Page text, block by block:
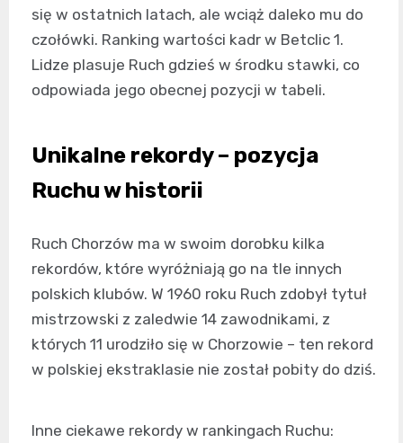
się w ostatnich latach, ale wciąż daleko mu do
czołówki. Ranking wartości kadr w Betclic 1.
Lidze plasuje Ruch gdzieś w środku stawki, co
odpowiada jego obecnej pozycji w tabeli.
Unikalne rekordy – pozycja
Ruchu w historii
Ruch Chorzów ma w swoim dorobku kilka
rekordów, które wyróżniają go na tle innych
polskich klubów. W 1960 roku Ruch zdobył tytuł
mistrzowski z zaledwie 14 zawodnikami, z
których 11 urodziło się w Chorzowie – ten rekord
w polskiej ekstraklasie nie został pobity do dziś.
Inne ciekawe rekordy w rankingach Ruchu: